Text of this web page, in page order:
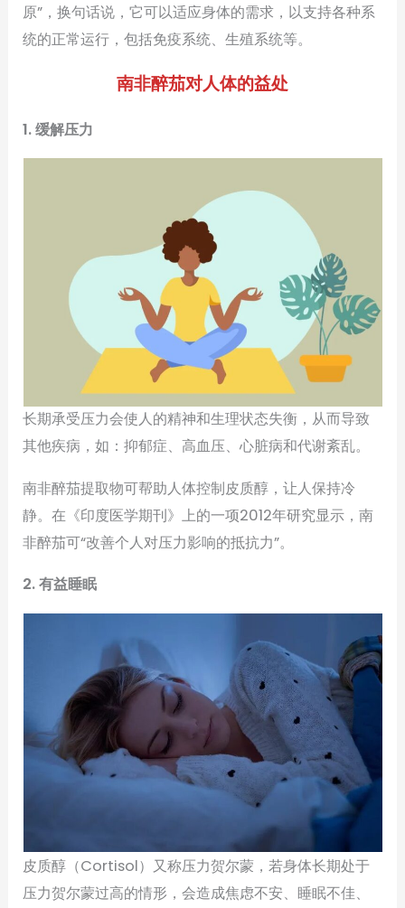
原”，换句话说，它可以适应身体的需求，以支持各种系
统的正常运行，包括免疫系统、生殖系统等。
南非醉茄对人体的益处
1. 缓解压力
长期承受压力会使人的精神和生理状态失衡，从而导致
其他疾病，如：抑郁症、高血压、心脏病和代谢紊乱。
南非醉茄提取物可帮助人体控制皮质醇，让人保持冷
静。在《印度医学期刊》上的一项2012年研究显示，南
非醉茄可“改善个人对压力影响的抵抗力”。
2. 有益睡眠
皮质醇（Cortisol）又称压力贺尔蒙，若身体长期处于
压力贺尔蒙过高的情形，会造成焦虑不安、睡眠不佳、